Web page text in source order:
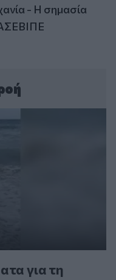
- Η σημασία
για τη